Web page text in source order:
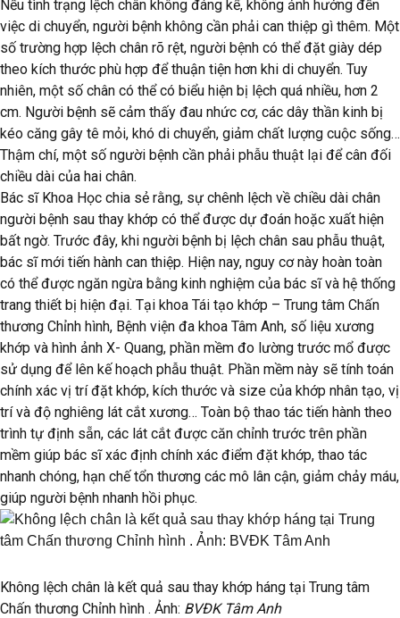
Nếu tình trạng lệch chân không đáng kể, không ảnh hưởng đến
việc di chuyển, người bệnh không cần phải can thiệp gì thêm. Một
số trường hợp lệch chân rõ rệt, người bệnh có thể đặt giày dép
theo kích thước phù hợp để thuận tiện hơn khi di chuyển. Tuy
nhiên, một số chân có thể có biểu hiện bị lệch quá nhiều, hơn 2
cm. Người bệnh sẽ cảm thấy đau nhức cơ, các dây thần kinh bị
kéo căng gây tê mỏi, khó di chuyển, giảm chất lượng cuộc sống…
Thậm chí, một số người bệnh cần phải phẫu thuật lại để cân đối
chiều dài của hai chân.
Bác sĩ Khoa Học chia sẻ rằng, sự chênh lệch về chiều dài chân
người bệnh sau thay khớp có thể được dự đoán hoặc xuất hiện
bất ngờ. Trước đây, khi người bệnh bị lệch chân sau phẫu thuật,
bác sĩ mới tiến hành can thiệp. Hiện nay, nguy cơ này hoàn toàn
có thể được ngăn ngừa bằng kinh nghiệm của bác sĩ và hệ thống
trang thiết bị hiện đại. Tại khoa Tái tạo khớp – Trung tâm Chấn
thương Chỉnh hình, Bệnh viện đa khoa Tâm Anh, số liệu xương
khớp và hình ảnh X- Quang, phần mềm đo lường trước mổ được
sử dụng để lên kế hoạch phẫu thuật. Phần mềm này sẽ tính toán
chính xác vị trí đặt khớp, kích thước và size của khớp nhân tạo, vị
trí và độ nghiêng lát cắt xương… Toàn bộ thao tác tiến hành theo
trình tự định sẵn, các lát cắt được căn chỉnh trước trên phần
mềm giúp bác sĩ xác định chính xác điểm đặt khớp, thao tác
nhanh chóng, hạn chế tổn thương các mô lân cận, giảm chảy máu,
giúp người bệnh nhanh hồi phục.
Không lệch chân là kết quả sau thay khớp háng tại Trung tâm
Chấn thương Chỉnh hình . Ảnh: BVĐK Tâm Anh